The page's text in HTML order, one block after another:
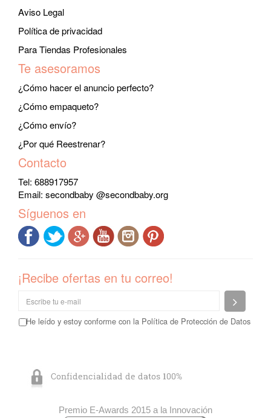
Aviso Legal
Política de privacidad
Para Tiendas Profesionales
Te asesoramos
¿Cómo hacer el anuncio perfecto?
¿Cómo empaqueto?
¿Cómo envío?
¿Por qué Reestrenar?
Contacto
Tel: 688917957
Email: secondbaby @secondbaby.org
Síguenos en
¡Recibe ofertas en tu correo!
He leído y estoy conforme con la Política de Protección de Datos
Premio E-Awards 2015 a la Innovación